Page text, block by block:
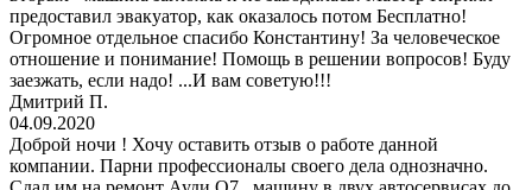
предоставил эвакуатор, как оказалось потом Бесплатно!
Огромное отдельное спасибо Константину! За человеческое
отношение и понимание! Помощь в решении вопросов! Буду
заезжать, если надо! ...И вам советую!!!
Дмитрий П.
04.09.2020
Доброй ночи ! Хочу оставить отзыв о работе данной
компании. Парни профессионалы своего дела однозначно.